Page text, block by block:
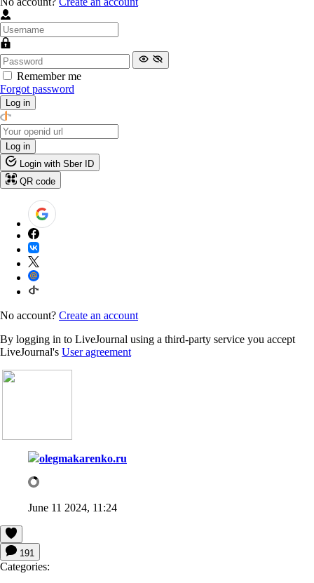
Remember me
Forgot password
Log in
Log in
Login with Sber ID
QR code
No account? Create an account
By logging in to LiveJournal using a third-party service you accept
LiveJournal's User agreement
olegmakarenko.ru
June 11 2024, 11:24
191
Categories: